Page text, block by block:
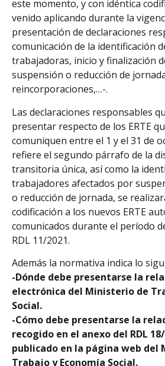
este momento, y con idéntica
venido aplicando durante la
presentación de declaraciones
comunicación de la identificación
trabajadoras, inicio y finalización
suspensión o reducción de
reincorporaciones,…-.
Las declaraciones responsables
presentar respecto de los ERTE
comuniquen entre el 1 y el 31 de
refiere el segundo párrafo de la
transitoria única, así como la
trabajadores afectados por
o reducción de jornada, se
codificación a los nuevos ERTE
comunicados durante el período
RDL 11/2021.
Además la normativa indica lo
-Dónde debe presentarse la
electrónica del Ministerio de
Social.
-Cómo debe presentarse la
recogido en el anexo del RDL
publicado en la página web del
Trabajo y Economía Social.